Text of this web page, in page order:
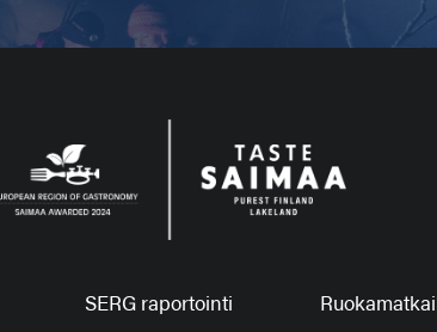
SERG raportointi